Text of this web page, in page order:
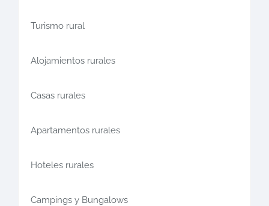
Turismo rural
Alojamientos rurales
Casas rurales
Apartamentos rurales
Hoteles rurales
Campings y Bungalows